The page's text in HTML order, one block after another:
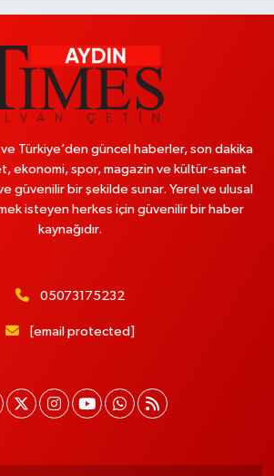
ve Türkiye’den güncel haberler, son dakika
ekonomi, spor, magazin ve kültür-sanat
güvenilir bir şekilde sunar. Yerel ve ulusal
isteyen herkes için güvenilir bir haber
kaynağıdır.
05073175232
[email protected]